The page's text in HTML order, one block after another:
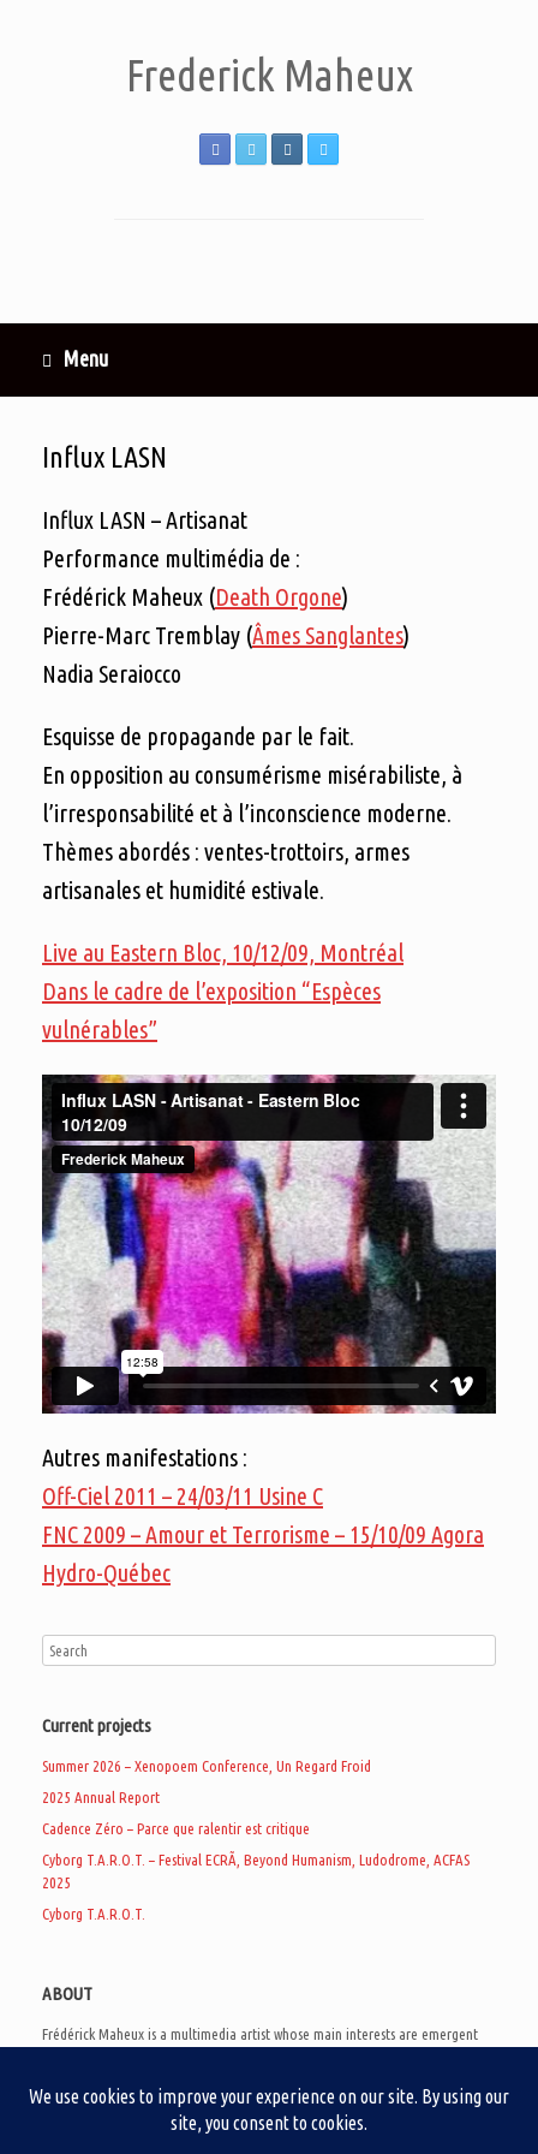
Frederick Maheux
Menu
Influx LASN
Influx LASN – Artisanat
Performance multimédia de :
Frédérick Maheux (Death Orgone)
Pierre-Marc Tremblay (Âmes Sanglantes)
Nadia Seraiocco
Esquisse de propagande par le fait.
En opposition au consumérisme misérabiliste, à
l’irresponsabilité et à l’inconscience moderne.
Thèmes abordés : ventes-trottoirs, armes
artisanales et humidité estivale.
Live au Eastern Bloc, 10/12/09, Montréal
Dans le cadre de l’exposition “Espèces
vulnérables”
Autres manifestations :
Off-Ciel 2011 – 24/03/11 Usine C
FNC 2009 – Amour et Terrorisme – 15/10/09 Agora
Hydro-Québec
Current projects
Summer 2026 – Xenopoem Conference, Un Regard Froid
2025 Annual Report
Cadence Zéro – Parce que ralentir est critique
Cyborg T.A.R.O.T. – Festival ECRÃ, Beyond Humanism, Ludodrome, ACFAS
2025
Cyborg T.A.R.O.T.
ABOUT
Frédérick Maheux is a multimedia artist whose main interests are emergent
creates noisy video games, produces industrial music under Un Regard Froid,
and practices the art of analogic collages. He is currently a doctoral student